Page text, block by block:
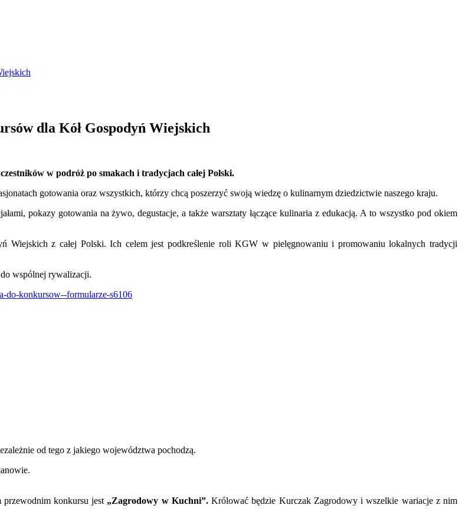
dla Kół Gospodyń Wiejskich
w podróż po smakach i tradycjach całej Polski.
gotowania oraz wszystkich, którzy chcą poszerzyć swoją wiedzę o kulinarnym dziedzictwie naszego kraju.
pokazy gotowania na żywo, degustacje, a także warsztaty łączące kulinaria z edukacją. A to wszystko pod okiem
Wiejskich z całej Polski. Ich celem jest podkreślenie roli KGW w pielęgnowaniu i promowaniu lokalnych tradycji
wspólnej rywalizacji.
do-konkursow--formularze-s6106
od tego z jakiego województwa pochodzą.
konkursu jest „Zagrodowy w Kuchni”.Królować będzie Kurczak Zagrodowy i wszelkie wariacje z nim